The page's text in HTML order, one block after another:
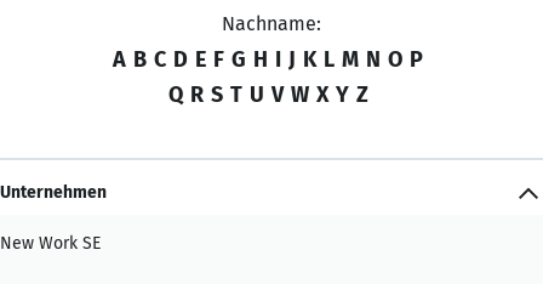
Nachname:
A B C D E F G H I J K L M N O P
Q R S T U V W X Y Z
Unternehmen
New Work SE